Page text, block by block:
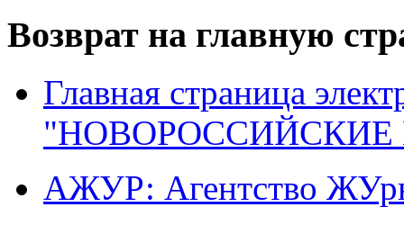
Возврат на главную
Главная страница
"НОВОРОССИЙСКИЕ
АЖУР: Агентство